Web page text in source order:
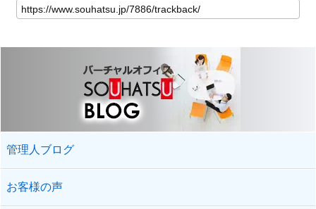
管理人ブログ
お客様の声